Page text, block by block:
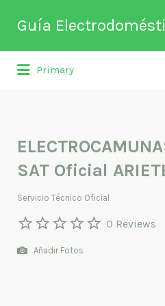
Guía
Directorio de
Buscar
por:
Primary
por:
SAT Oficial
Servicio Técnico Oficial
0 Reviews
Añadir Fotos